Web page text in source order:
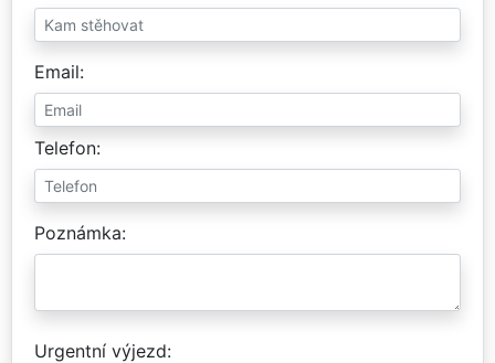
Email
Telefon
Poznámka
Urgentní výjezd